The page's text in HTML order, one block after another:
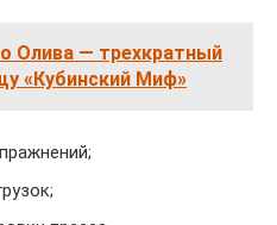
Олива — трехкратный
«Кубинский Миф»